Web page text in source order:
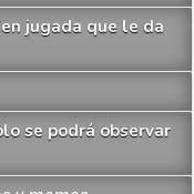
jugada que le da
se podrá observar